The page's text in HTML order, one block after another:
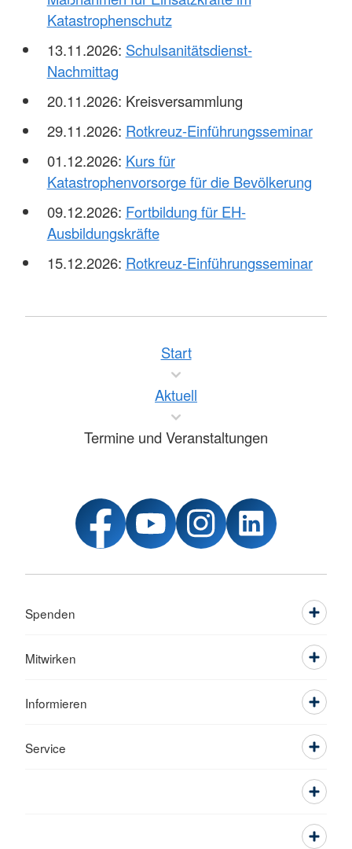
Katastrophenschutz
13.11.2026: Schulsanitätsdienst-
Nachmittag
20.11.2026: Kreisversammlung
29.11.2026: Rotkreuz-Einführungsseminar
01.12.2026: Kurs für
Katastrophenvorsorge für die Bevölkerung
09.12.2026: Fortbildung für EH-
Ausbildungskräfte
15.12.2026: Rotkreuz-Einführungsseminar
Start
Aktuell
Termine und Veranstaltungen
Spenden
Mitwirken
Informieren
Service